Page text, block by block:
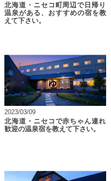
北海道・ニセコ町周辺で日帰り
温泉がある、おすすめの宿を教
えて下さい。
2023/03/09
北海道・ニセコで赤ちゃん連れ
歓迎の温泉宿を教えて下さい。